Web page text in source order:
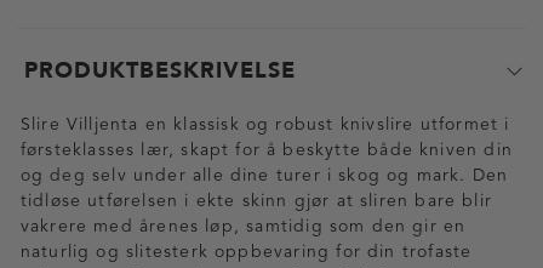
PRODUKTBESKRIVELSE
Slire Villjenta en klassisk og robust knivslire utformet i
førsteklasses lær, skapt for å beskytte både kniven din
og deg selv under alle dine turer i skog og mark. Den
tidløse utførelsen i ekte skinn gjør at sliren bare blir
vakrere med årenes løp, samtidig som den gir en
naturlig og slitesterk oppbevaring for din trofaste